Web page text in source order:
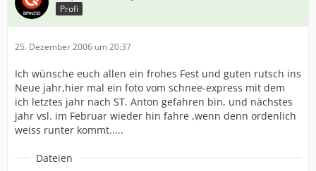
Profi
25. Dezember 2006 um 20:37
Ich wünsche euch allen ein frohes Fest und guten rutsch ins
Neue jahr,hier mal ein foto vom schnee-express mit dem
ich letztes jahr nach ST. Anton gefahren bin, und nächstes
jahr vsl. im Februar wieder hin fahre ,wenn denn ordenlich
weiss runter kommt.....
Dateien